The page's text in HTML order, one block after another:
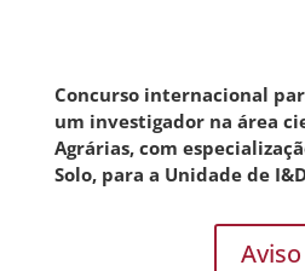
Concurso internacional
um investigador na área
Agrárias, com
Solo, para a Unidade de
Aviso